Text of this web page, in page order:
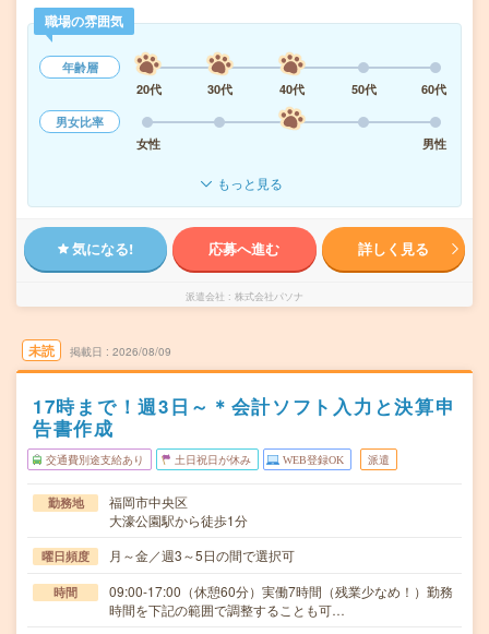
職場の雰囲気
年齢層
20代
30代 40代 50代
60代
男女比率
女性
男性
もっと見る
気になる! 応募へ進む 詳しく見る
派遣会社 株式会社パソナ
未読 掲載日 2026/08/09
17時まで！週3日～＊会計ソフト入力と決算申
告書作成
交通費別途支給あり 土日祝日が休み WEB登録OK 派遣
勤務地
福岡市中央区
大濠公園駅から徒歩1分
曜日頻度 月～金／週3～5日の間で選択可
時間
09:00-17:00（休憩60分）実働7時間（残業少なめ！）勤務
時間を下記の範囲で調整することも可…